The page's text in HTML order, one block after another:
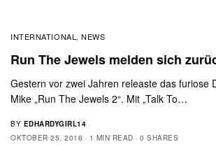
INTERNATIONAL ,NEWS
Run The Jewels melden sich
Gestern vor zwei Jahren releaste das furiose
Mike „Run The Jewels 2“. Mit „Talk To…
BY EDHARDYGIRL14
OKTOBER 25, 2016
1 MIN READ 0 SHARES